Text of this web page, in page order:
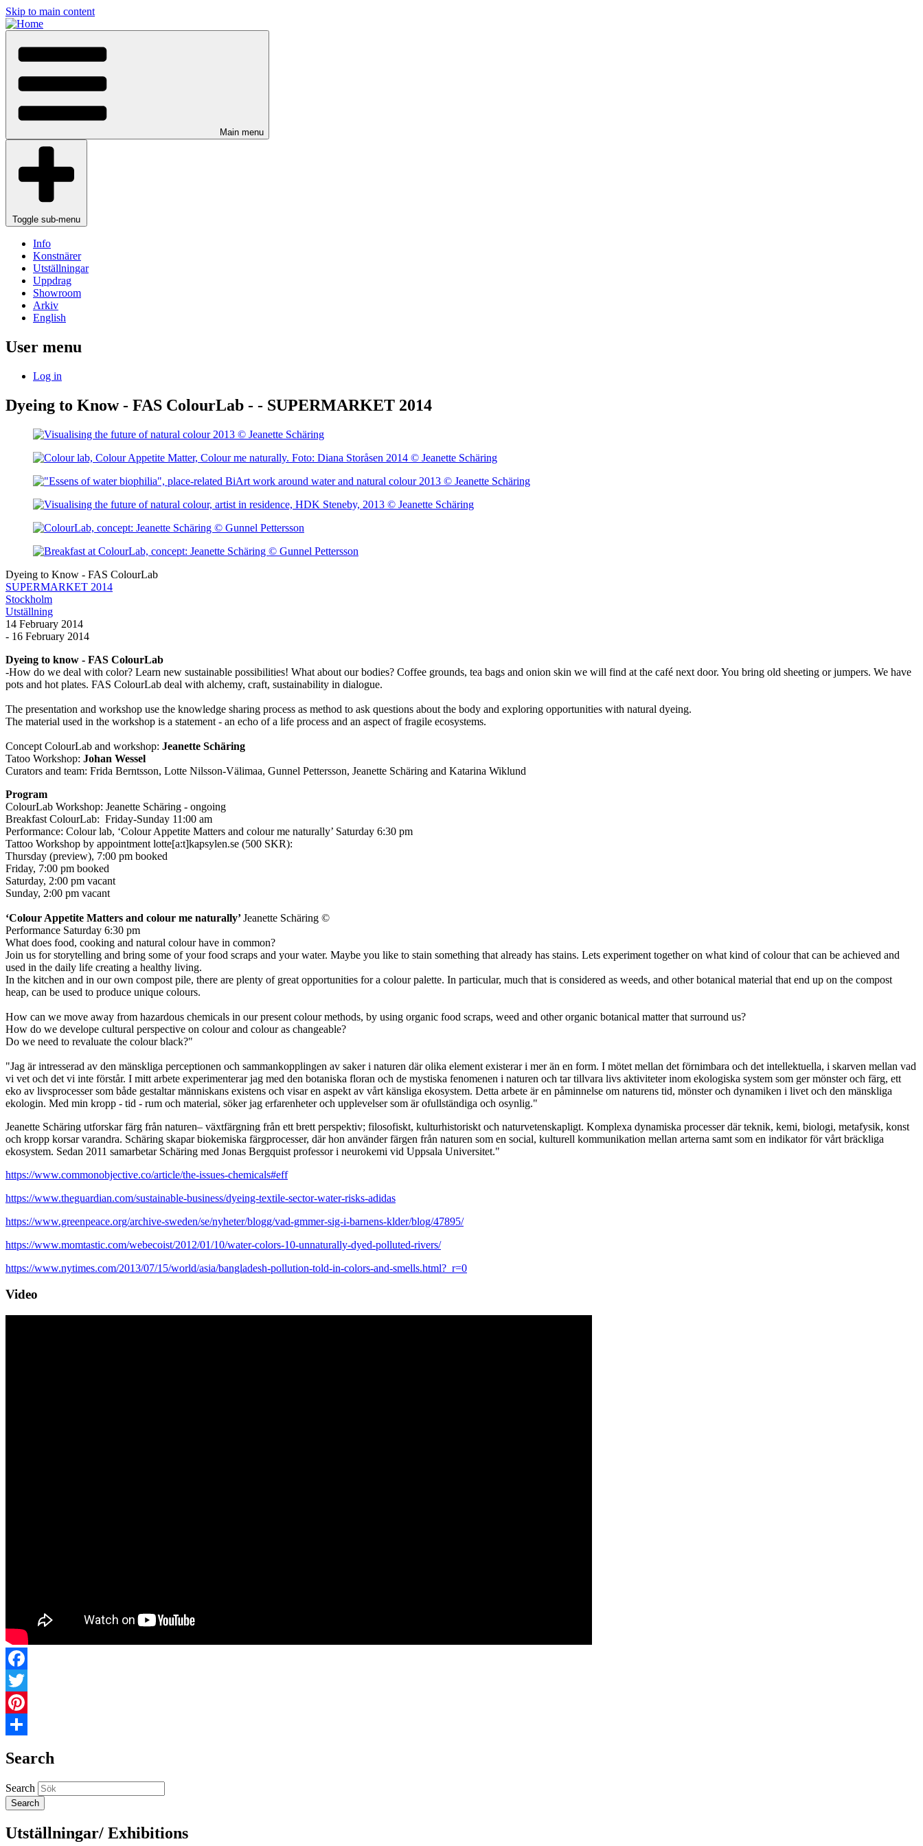
Skip to main content
Main menu
Toggle sub-menu
Info
Konstnärer
Utställningar
Uppdrag
Showroom
Arkiv
English
User menu
Log in
Dyeing to Know - FAS ColourLab - - SUPERMARKET 2014
Dyeing to Know - FAS ColourLab
SUPERMARKET 2014
Stockholm
Utställning
14 February 2014
- 16 February 2014
Dyeing to know - FAS ColourLab
-How do we deal with color? Learn new sustainable possibilities! What about our bodies? Coffee grounds, tea bags and onion skin we will find at the café next door. You bring old sheeting or jumpers. We have
pots and hot plates. FAS ColourLab deal with alchemy, craft, sustainability in dialogue.
The presentation and workshop use the knowledge sharing process as method to ask questions about the body and exploring opportunities with natural dyeing.
The material used in the workshop is a statement - an echo of a life process and an aspect of fragile ecosystems.
Concept ColourLab and workshop: Jeanette Schäring
Tatoo Workshop: Johan Wessel
Curators and team: Frida Berntsson, Lotte Nilsson-Välimaa, Gunnel Pettersson, Jeanette Schäring and Katarina Wiklund
Program
ColourLab Workshop: Jeanette Schäring - ongoing
Breakfast ColourLab: Friday-Sunday 11:00 am
Performance: Colour lab, ‘Colour Appetite Matters and colour me naturally’ Saturday 6:30 pm
Tattoo Workshop by appointment lotte[a:t]kapsylen.se (500 SKR):
Thursday (preview), 7:00 pm booked
Friday, 7:00 pm booked
Saturday, 2:00 pm vacant
Sunday, 2:00 pm vacant
‘Colour Appetite Matters and colour me naturally’Jeanette Schäring ©
Performance Saturday 6:30 pm
What does food, cooking and natural colour have in common?
Join us for storytelling and bring some of your food scraps and your water. Maybe you like to stain something that already has stains. Lets experiment together on what kind of colour that can be achieved and
used in the daily life creating a healthy living.
In the kitchen and in our own compost pile, there are plenty of great opportunities for a colour palette. In particular, much that is considered as weeds, and other botanical material that end up on the compost
heap, can be used to produce unique colours.
How can we move away from hazardous chemicals in our present colour methods, by using organic food scraps, weed and other organic botanical matter that surround us?
How do we develope cultural perspective on colour and colour as changeable?
Do we need to revaluate the colour black?"
"Jag är intresserad av den mänskliga perceptionen och sammankopplingen av saker i naturen där olika element existerar i mer än en form. I mötet mellan det förnimbara och det intellektuella, i skarven mellan vad
vi vet och det vi inte förstår. I mitt arbete experimenterar jag med den botaniska floran och de mystiska fenomenen i naturen och tar tillvara livs aktiviteter inom ekologiska system som ger mönster och färg, ett
eko av livsprocesser som både gestaltar människans existens och visar en aspekt av vårt känsliga ekosystem. Detta arbete är en påminnelse om naturens tid, mönster och dynamiken i livet och den mänskliga
ekologin. Med min kropp - tid - rum och material, söker jag erfarenheter och upplevelser som är ofullständiga och osynlig."
Jeanette Schäring utforskar färg från naturen– växtfärgning från ett brett perspektiv; filosofiskt, kulturhistoriskt och naturvetenskapligt. Komplexa dynamiska processer där teknik, kemi, biologi, metafysik, konst
och kropp korsar varandra. Schäring skapar biokemiska färgprocesser, där hon använder färgen från naturen som en social, kulturell kommunikation mellan arterna samt som en indikator för vårt bräckliga
ekosystem. Sedan 2011 samarbetar Schäring med Jonas Bergquist professor i neurokemi vid Uppsala Universitet."
https://www.commonobjective.co/article/the-issues-chemicals#eff
https://www.theguardian.com/sustainable-business/dyeing-textile-sector-water-risks-adidas
https://www.greenpeace.org/archive-sweden/se/nyheter/blogg/vad-gmmer-sig-i-barnens-klder/blog/47895/
https://www.momtastic.com/webecoist/2012/01/10/water-colors-10-unnaturally-dyed-polluted-rivers/
https://www.nytimes.com/2013/07/15/world/asia/bangladesh-pollution-told-in-colors-and-smells.html?_r=0
Video
Facebook
Twitter
Pinterest
Search
Search
Utställningar/ Exhibitions